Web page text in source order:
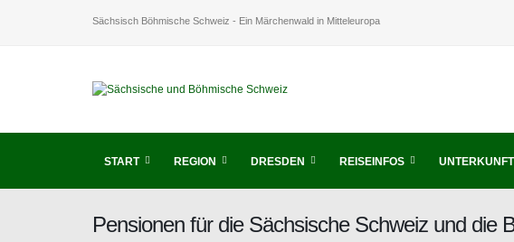
Sächsisch Böhmische Schweiz - Ein Märchenwald in Mitteleuropa
START REGION DRESDEN REISEINFOS UNTERKUNFT
Pensionen für die Sächsische Schweiz und die